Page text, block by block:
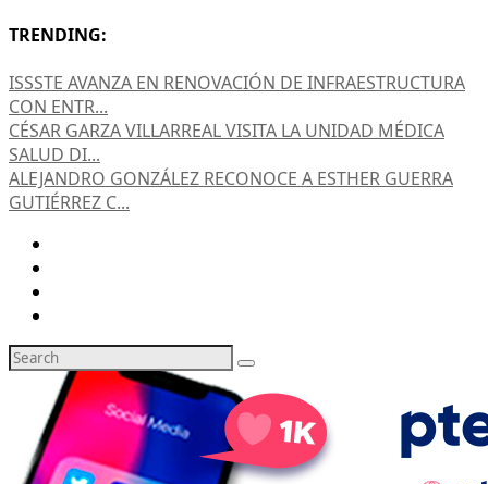
TRENDING:
ISSSTE AVANZA EN RENOVACIÓN DE INFRAESTRUCTURA
CON ENTR...
CÉSAR GARZA VILLARREAL VISITA LA UNIDAD MÉDICA
SALUD DI...
ALEJANDRO GONZÁLEZ RECONOCE A ESTHER GUERRA
GUTIÉRREZ C...